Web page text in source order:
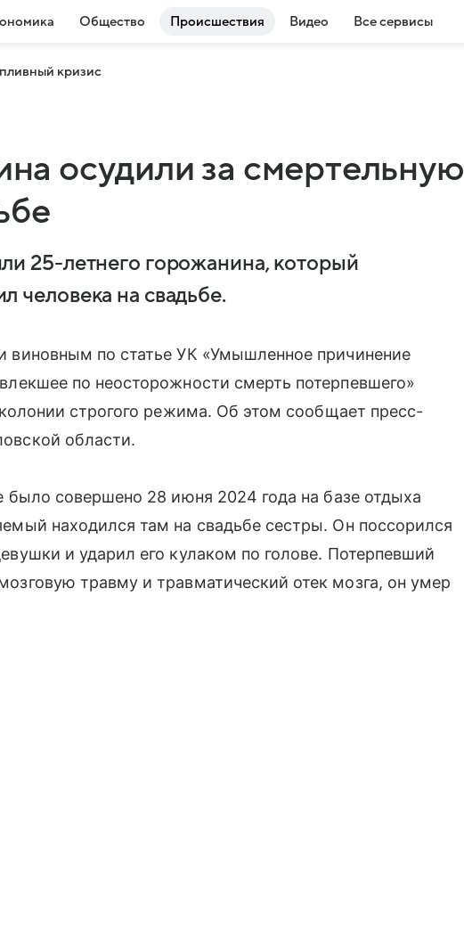
Общество Происшествия Видео Все сервисы
кризис
осудили за смертельную
25-летнего горожанина, который
человека на свадьбе.
виновным по статье УК «Умышленное причинение
по неосторожности смерть потерпевшего»
строгого режима. Об этом сообщает пресс-
области.
было совершено 28 июня 2024 года на базе отдыха
находился там на свадьбе сестры. Он поссорился
и ударил его кулаком по голове. Потерпевший
травму и травматический отек мозга, он умер